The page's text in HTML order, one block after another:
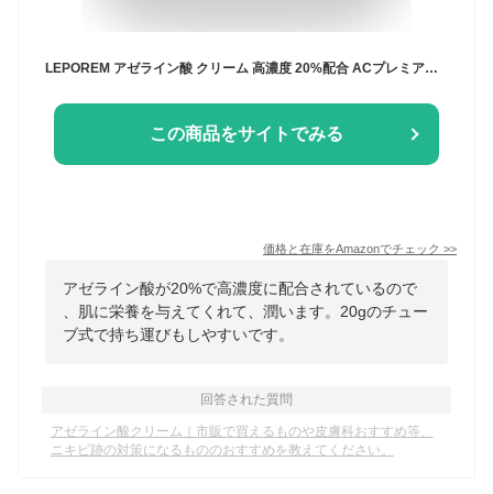
LEPOREM アゼライン酸 クリーム 高濃度 20%配合 ACプレミアムクリーム 15g azelaic acid 保湿 ACUNEAシリーズ (アゼライン酸プレミアム)
この商品をサイトでみる
価格と在庫をAmazonでチェック >>
アゼライン酸が20%で高濃度に配合されているので
、肌に栄養を与えてくれて、潤います。20gのチュー
ブ式で持ち運びもしやすいです。
回答された質問
アゼライン酸クリーム｜市販で買えるものや皮膚科おすすめ等、
ニキビ跡の対策になるもののおすすめを教えてください。